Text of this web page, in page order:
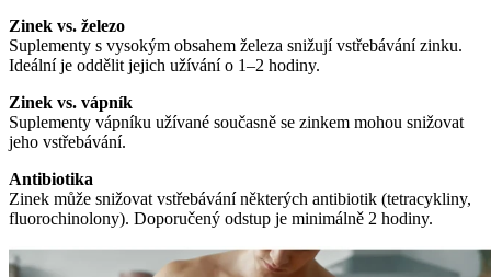
Zinek vs. železo
Suplementy s vysokým obsahem železa snižují vstřebávání zinku.
Ideální je oddělit jejich užívání o 1–2 hodiny.
Zinek vs. vápník
Suplementy vápníku užívané současně se zinkem mohou snižovat
jeho vstřebávání.
Antibiotika
Zinek může snižovat vstřebávání některých antibiotik (tetracykliny,
fluorochinolony). Doporučený odstup je minimálně 2 hodiny.